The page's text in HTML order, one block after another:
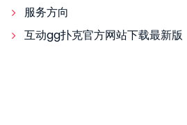
服务方向
互动gg扑克官方网站下载最新版